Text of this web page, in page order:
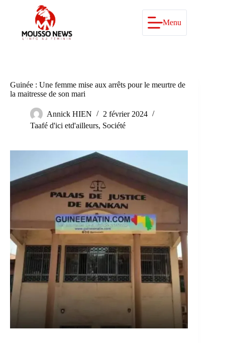
Menu
Guinée : Une femme mise aux arrêts pour le meurtre de
la maitresse de son mari
Annick HIEN
2 février 2024
Taafé d'ici etd'ailleurs, Société